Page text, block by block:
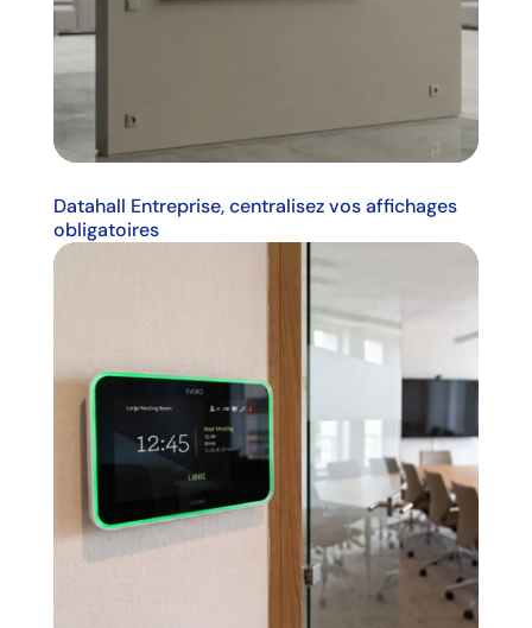
Datahall Entreprise, centralisez vos affichages
obligatoires